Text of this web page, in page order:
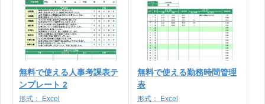
無料で使える人事考課表テ
ンプレート 2
形式： Excel
無料で使える勤務時間管理
表
形式： Excel